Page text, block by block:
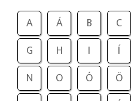
A Á B C
G
H I Í
N
O Ó Ö